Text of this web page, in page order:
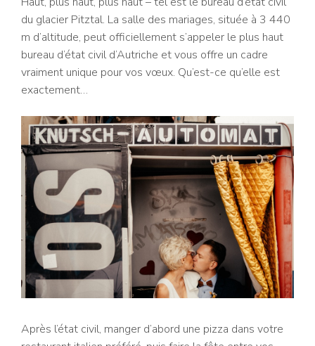
du glacier Pitztal. La salle des mariages, située à 3 440
m d’altitude, peut officiellement s’appeler le plus haut
bureau d’état civil d’Autriche et vous offre un cadre
vraiment unique pour vos vœux. Qu’est-ce qu’elle est
exactement…
Après l’état civil, manger d’abord une pizza dans votre